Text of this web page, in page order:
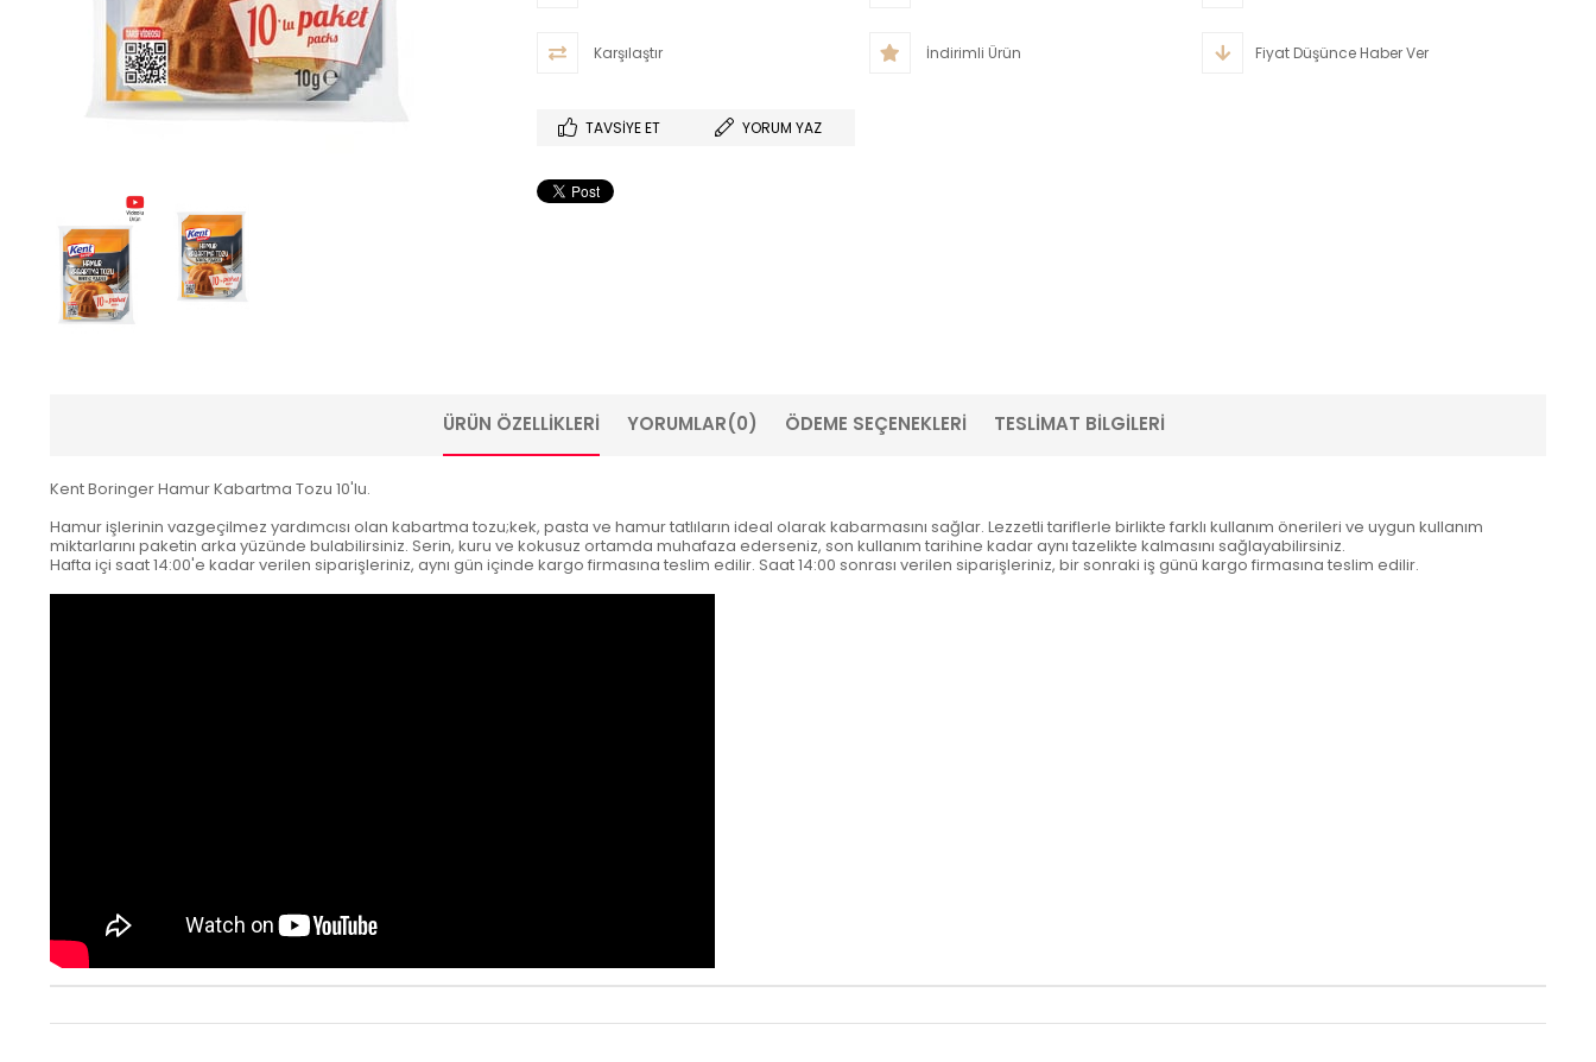
Karşılaştır İndirimli Ürün Fiyat Düşünce Haber Ver
TAVSIYE ET YORUM YAZ
ÜRÜN ÖZELLIKLERI YORUMLAR(0) ÖDEME SEÇENEKLERI TESLIMAT BILGILERI
Kent Boringer Hamur Kabartma Tozu 10'lu.
Hamur işlerinin vazgeçilmez yardımcısı olan kabartma tozu;kek, pasta ve hamur tatlıların ideal olarak kabarmasını sağlar. Lezzetli tariflerle birlikte farklı kullanım önerileri ve uygun kullanım
miktarlarını paketin arka yüzünde bulabilirsiniz. Serin, kuru ve kokusuz ortamda muhafaza ederseniz, son kullanım tarihine kadar aynı tazelikte kalmasını sağlayabilirsiniz.
Hafta içi saat 14:00'e kadar verilen siparişleriniz, aynı gün içinde kargo firmasına teslim edilir. Saat 14:00 sonrası verilen siparişleriniz, bir sonraki iş günü kargo firmasına teslim edilir.